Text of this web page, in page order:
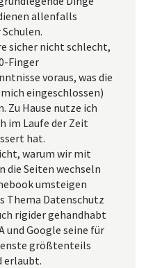
allenfalls
sicher nicht schlecht,
Finger
voraus, was die
eingeschlossen)
Zu Hause nutze ich
im Laufe der Zeit
hat.
warum wir mit
die Seiten wechseln
umsteigen
Thema Datenschutz
rigider gehandhabt
und Google seine für
größtenteils
erlaubt.